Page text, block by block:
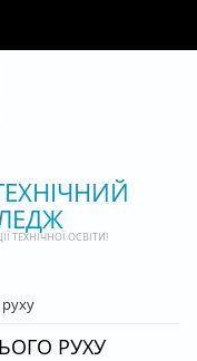
ТЕХНІЧНОЇ ОСВІТИ!
РУХУ